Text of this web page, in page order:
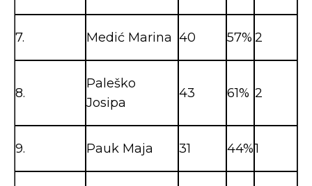
7. Medić Marina 40 57% 2
8.
Paleško
Josipa
43 61% 2
9. Pauk Maja 31 44%1